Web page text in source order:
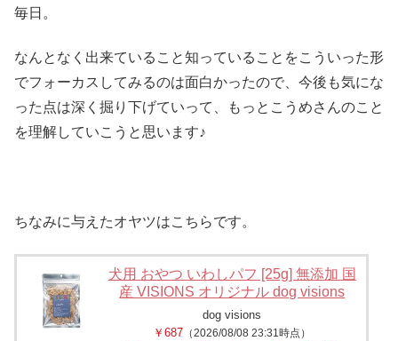
毎日。
なんとなく出来ていること知っていることをこういった形
でフォーカスしてみるのは面白かったので、今後も気にな
った点は深く掘り下げていって、もっとこうめさんのこと
を理解していこうと思います♪
ちなみに与えたオヤツはこちらです。
犬用 おやつ いわしパフ [25g] 無添加 国
産 VISIONS オリジナル dog visions
dog visions
￥687 （2026/08/08 23:31時点）